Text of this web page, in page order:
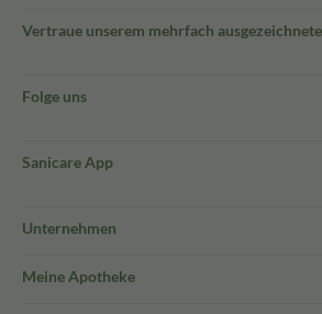
Vertraue unserem mehrfach
Folge uns
Sanicare App
Unternehmen
Meine Apotheke